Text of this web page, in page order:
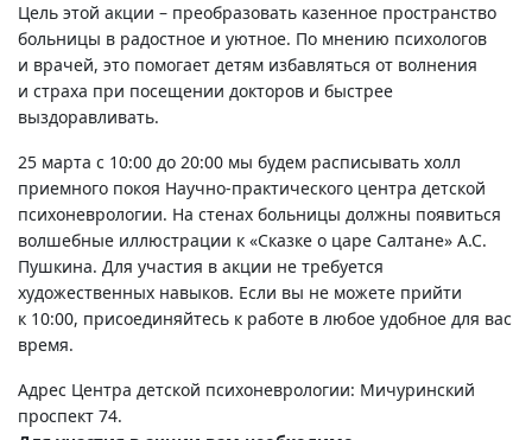
Цель этой акции – преобразовать казенное пространство
больницы в радостное и уютное. По мнению психологов
и врачей, это помогает детям избавляться от волнения
и страха при посещении докторов и быстрее
выздоравливать.
25 марта с 10:00 до 20:00 мы будем расписывать холл
приемного покоя Научно-практического центра детской
психоневрологии. На стенах больницы должны появиться
волшебные иллюстрации к «Сказке о царе Салтане» А.С.
Пушкина. Для участия в акции не требуется
художественных навыков. Если вы не можете прийти
к 10:00, присоединяйтесь к работе в любое удобное для вас
время.
Адрес Центра детской психоневрологии: Мичуринский
проспект 74.